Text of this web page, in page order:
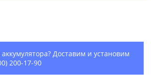
Доставим и установим
200-17-90